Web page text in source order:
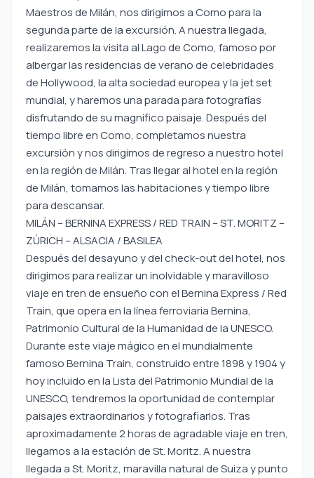
Maestros de Milán, nos dirigimos a Como para la
segunda parte de la excursión. A nuestra llegada,
realizaremos la visita al Lago de Como, famoso por
albergar las residencias de verano de celebridades
de Hollywood, la alta sociedad europea y la jet set
mundial, y haremos una parada para fotografías
disfrutando de su magnífico paisaje. Después del
tiempo libre en Como, completamos nuestra
excursión y nos dirigimos de regreso a nuestro hotel
en la región de Milán. Tras llegar al hotel en la región
de Milán, tomamos las habitaciones y tiempo libre
para descansar.
MILÁN – BERNINA EXPRESS / RED TRAIN – ST. MORITZ –
ZÚRICH – ALSACIA / BASILEA
Después del desayuno y del check-out del hotel, nos
dirigimos para realizar un inolvidable y maravilloso
viaje en tren de ensueño con el Bernina Express / Red
Train, que opera en la línea ferroviaria Bernina,
Patrimonio Cultural de la Humanidad de la UNESCO.
Durante este viaje mágico en el mundialmente
famoso Bernina Train, construido entre 1898 y 1904 y
hoy incluido en la Lista del Patrimonio Mundial de la
UNESCO, tendremos la oportunidad de contemplar
paisajes extraordinarios y fotografiarlos. Tras
aproximadamente 2 horas de agradable viaje en tren,
llegamos a la estación de St. Moritz. A nuestra
llegada a St. Moritz, maravilla natural de Suiza y punto